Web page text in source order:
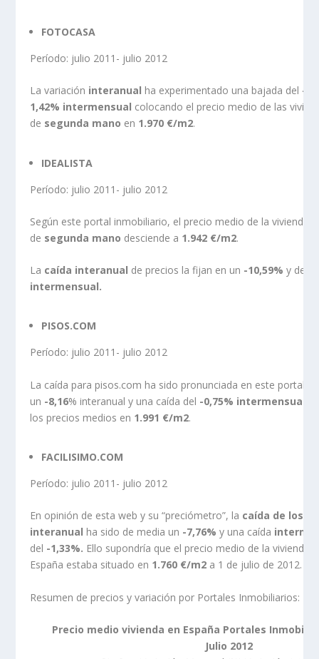
FOTOCASA
Período: julio 2011- julio 2012
La variación interanual ha experimentado una bajada del -
1,42% intermensual colocando el precio medio de las
de segunda mano en 1.970 €/m2.
IDEALISTA
Período: julio 2011- julio 2012
Según este portal inmobiliario, el precio medio de la vivienda
de segunda mano desciende a 1.942 €/m2.
La caída interanual de precios la fijan en un -10,59%y del
intermensual.
PISOS.COM
Período: julio 2011- julio 2012
La caída para pisos.com ha sido pronunciada en este portal
un -8,16% interanual y una caída del -0,75% intermensual
los precios medios en 1.991 €/m2.
FACILISIMO.COM
Período: julio 2011- julio 2012
En opinión de esta web y su “preciómetro”, la caída de los
interanual ha sido de media un -7,76%y una caída
del -1,33%. Ello supondría que el precio medio de la vivienda
España estaba situado en 1.760 €/m2 a 1 de julio de 2012.
Resumen de precios y variación por Portales Inmobiliarios:
Precio medio vivienda en España Portales
Julio 2012